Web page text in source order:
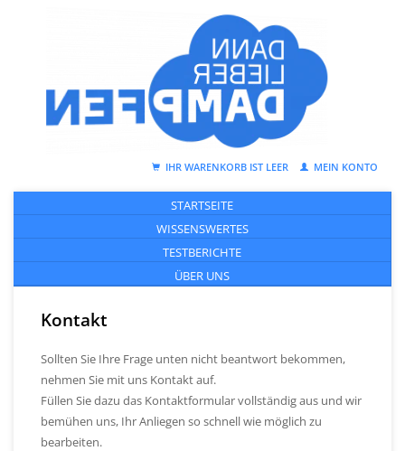
IHR WARENKORB IST LEER MEIN KONTO
STARTSEITE
WISSENSWERTES
TESTBERICHTE
ÜBER UNS
Kontakt
Sollten Sie Ihre Frage unten nicht beantwort bekommen,
nehmen Sie mit uns Kontakt auf.
Füllen Sie dazu das Kontaktformular vollständig aus und wir
bemühen uns, Ihr Anliegen so schnell wie möglich zu
bearbeiten.